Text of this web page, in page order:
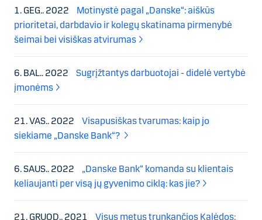
1. GEG.. 2022
Motinystė pagal „Danske“: aiškūs
prioritetai, darbdavio ir kolegų skatinama pirmenybė
šeimai bei visiškas atvirumas
6. BAL.. 2022
Sugrįžtantys darbuotojai - didelė vertybė
įmonėms
21. VAS.. 2022
Visapusiškas tvarumas: kaip jo
siekiame „Danske Bank“?
6. SAUS.. 2022
„Danske Bank“ komanda su klientais
keliaujanti per visą jų gyvenimo ciklą: kas jie?
21. GRUOD.. 2021
Visus metus trunkančios Kalėdos: